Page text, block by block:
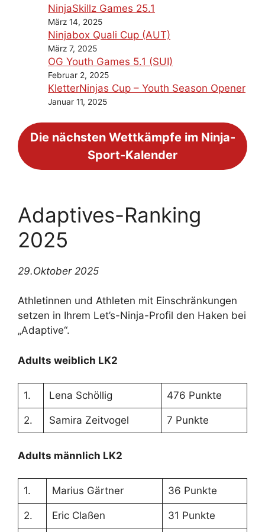
NinjaSkillz Games 25.1
März 14, 2025
Ninjabox Quali Cup (AUT)
März 7, 2025
OG Youth Games 5.1 (SUI)
Februar 2, 2025
KletterNinjas Cup – Youth Season Opener
Januar 11, 2025
Die nächsten Wettkämpfe im Ninja-
Sport-Kalender
Adaptives-Ranking
2025
29.Oktober 2025
Athletinnen und Athleten mit Einschränkungen
setzen in Ihrem Let’s-Ninja-Profil den Haken bei
„Adaptive“.
Adults weiblich LK2
1. Lena Schöllig 476 Punkte
2. Samira Zeitvogel 7 Punkte
Adults männlich LK2
1. Marius Gärtner 36 Punkte
2. Eric Claßen 31 Punkte